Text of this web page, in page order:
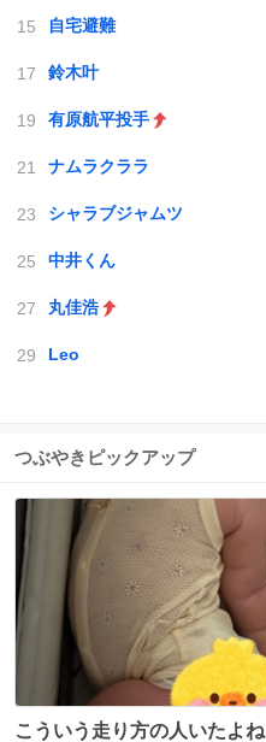
自宅避難
鈴木叶
有原航平投手
ナムラクララ
シャラブジャムツ
中井くん
丸佳浩
Leo
つぶやきピックアップ
こういう走り方の人いたよね